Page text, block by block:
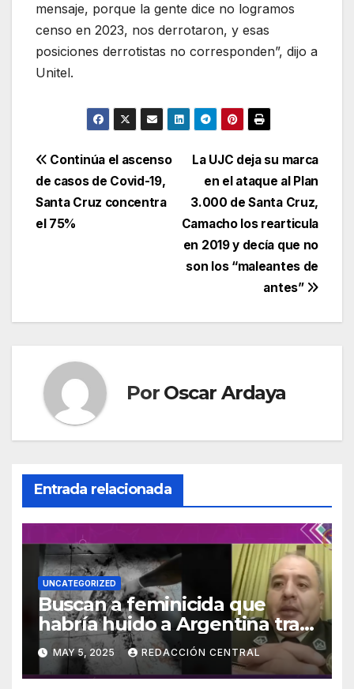
mensaje, porque la gente dice no logramos
censo en 2023, nos derrotaron, y esas
posiciones derrotistas no corresponden”, dijo a
Unitel.
Navegación
de
entradas
La UJC deja su marca
en el ataque al Plan
3.000 de Santa Cruz,
Camacho los rearticula
en 2019 y decía que no
son los “maleantes de
antes”
Continúa el ascenso
de casos de Covid-19,
Santa Cruz concentra
el 75%
Por Oscar Ardaya
Entrada relacionada
UNCATEGORIZED
Buscan a feminicida que
habría huido a Argentina tras
asesinar a su concubina en
Tarija
MAY 5, 2025 REDACCIÓN CENTRAL